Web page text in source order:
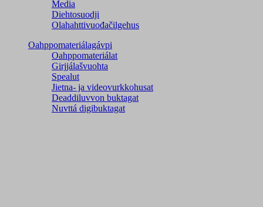
Media
Diehtosuodji
Olahahttivuođačilgehus
Oahppomateriálagávpi
Oahppomateriálat
Girjjálašvuohta
Spealut
Jietna- ja videovurkkohusat
Deaddiluvvon buktagat
Nuvttá digibuktagat